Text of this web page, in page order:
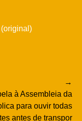
à Assembleia da
para ouvir todas
antes de transpor